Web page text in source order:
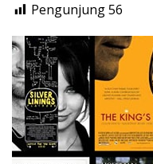
Pengunjung56